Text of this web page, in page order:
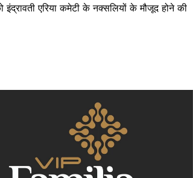
क्राइम
एरिया कमेटी के नक्सलियों के मौजूद होने की